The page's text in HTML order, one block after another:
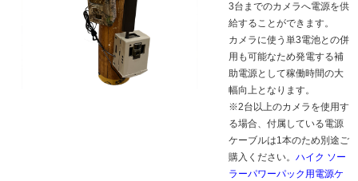
3台までのカメラへ電源を供
給することができます。
カメラに使う単3電池との併
用も可能なため発電する補
助電源として稼働時間の大
幅向上となります。
※2台以上のカメラを使用す
る場合、付属している電源
ケーブルは1本のため別途ご
購入ください。 ハイク ソー
ラーパワーパック用電源ケ